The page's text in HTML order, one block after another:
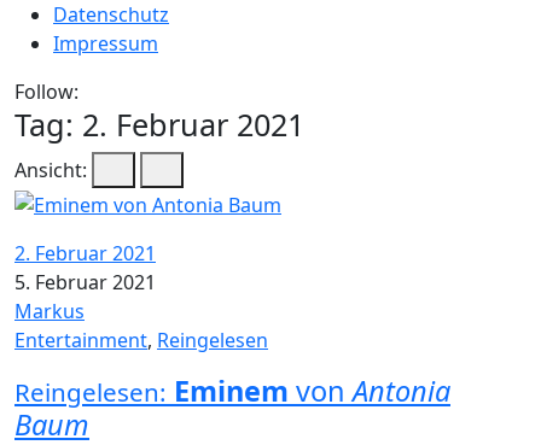
Datenschutz
Impressum
Follow:
Tag: 2. Februar 2021
Ansicht:
2. Februar 2021
5. Februar 2021
Markus
Entertainment, Reingelesen
Reingelesen: Eminem vonAntonia
Baum